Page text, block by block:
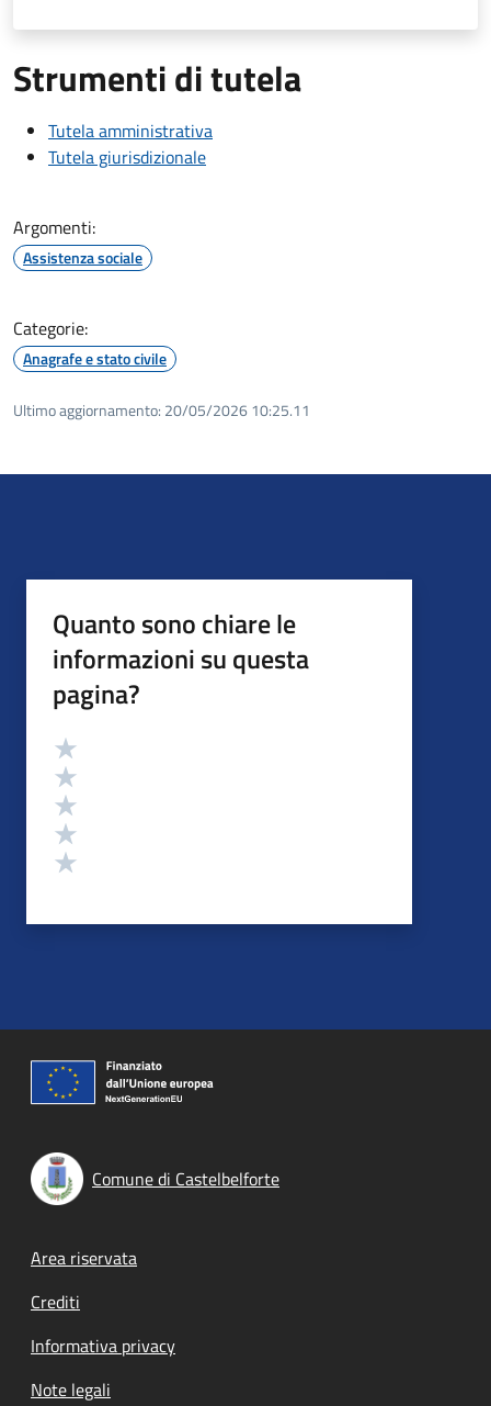
Strumenti di tutela
Tutela amministrativa
Tutela giurisdizionale
Argomenti:
Assistenza sociale
Categorie:
Anagrafe e stato civile
Ultimo aggiornamento: 20/05/2026 10:25.11
Quanto sono chiare le
informazioni su questa
pagina?
Valutazione
Comune di Castelbelforte
Footer menu
Area riservata
Crediti
Informativa privacy
Note legali